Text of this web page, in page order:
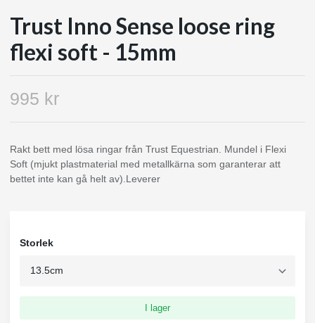
Trust Inno Sense loose ring
flexi soft - 15mm
995 kr
Rakt bett med lösa ringar från Trust Equestrian. Mundel i Flexi
Soft (mjukt plastmaterial med metallkärna som garanterar att
bettet inte kan gå helt av).Leverer
Storlek
I lager